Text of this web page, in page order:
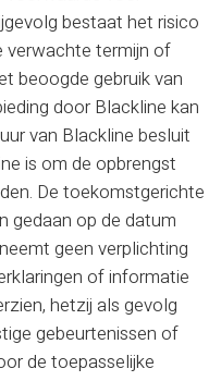
bestaat het risico
verwachte termijn of
beoogde gebruik van
door Blackline kan
van Blackline besluit
is om de opbrengst
De toekomstgerichte
gedaan op de datum
geen verplichting
of informatie
hetzij als gevolg
gebeurtenissen of
de toepasselijke